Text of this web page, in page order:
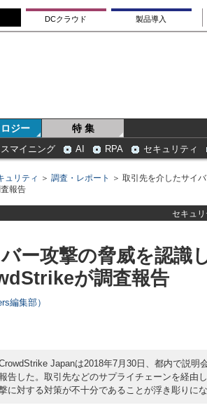
DCクラウド 製品導入
ジー 特 集
マイニング AI RPA セキュリティ
ュリティ ＞ 調査・レポート
＞ 取引先を介したサイ
報告
セキュ
ー攻撃の脅威を認識
が調査報告
編集部）
Japanは2018年7月30日、都内で説明
告した。取引先などのサプライチェーンを経由
に対する対策が不十分であることが浮き彫りにな